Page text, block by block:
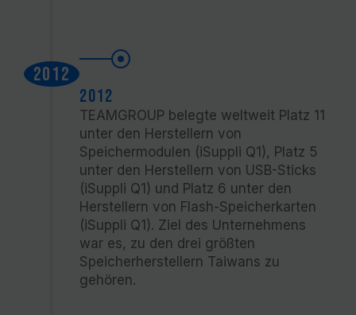
2012
2012
TEAMGROUP belegte weltweit Platz 11
unter den Herstellern von
Speichermodulen (iSuppli Q1), Platz 5
unter den Herstellern von USB-Sticks
(iSuppli Q1) und Platz 6 unter den
Herstellern von Flash-Speicherkarten
(iSuppli Q1). Ziel des Unternehmens
war es, zu den drei größten
Speicherherstellern Taiwans zu
gehören.